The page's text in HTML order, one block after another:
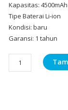
Kapasitas:
Tipe Baterai Li-ion
Kondisi: baru
Garansi: 1 tahun
Kuantitas
Pengganti